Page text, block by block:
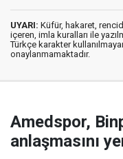
UYARI: Küfür, hakaret,
içeren, imla kuralları ile
Türkçe karakter
onaylanmamaktadır.
Amedspor,
anlaşmasını